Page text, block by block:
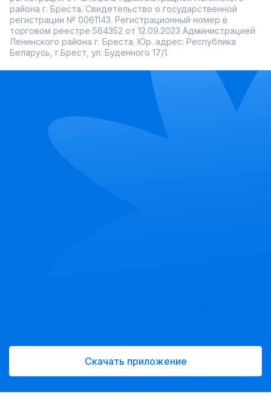
района г. Бреста. Свидетельство о государственной
регистрации № 0061143. Регистрационный номер в
торговом реестре 564352 от 12.09.2023 Администрацией
Ленинского района г. Бреста. Юр. адрес: Республика
Беларусь, г.Брест, ул. Буденного 17/1.
Скачать приложение